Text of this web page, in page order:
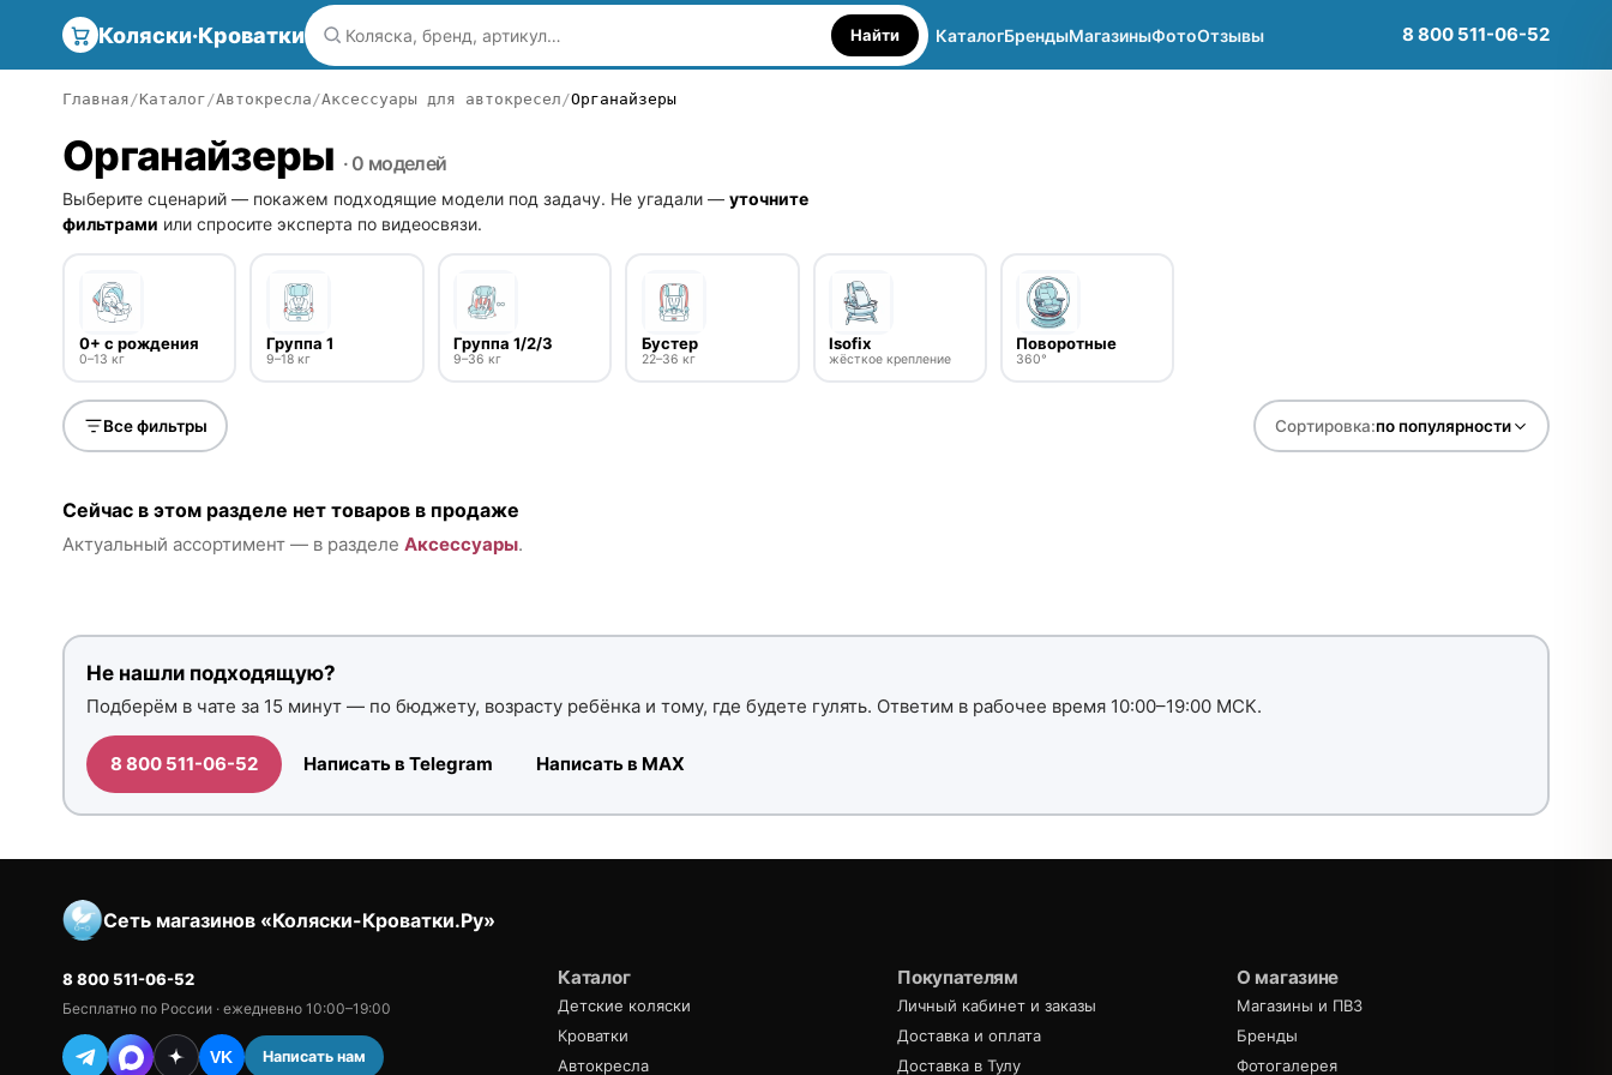
Коляски·Кроватки Найти КаталогБрендыМагазиныФотоОтзывы 8 800 511-06-52
Главная Каталог Автокресла Аксессуары для автокресел Органайзеры
Органайзеры · 0 моделей
Выберите сценарий — покажем подходящие модели под задачу. Не угадали — уточните
фильтрами или спросите эксперта по видеосвязи.
0+ с рождения
0–13 кг
Группа 1
9–18 кг
Группа 1/2/3
9–36 кг
Бустер
22–36 кг
Isofix
жёсткое крепление
Поворотные
360°
Все фильтры Сортировка:по популярности
Сейчас в этом разделе нет товаров в продаже
Актуальный ассортимент — в разделе Аксессуары.
Не нашли подходящую?
Подберём в чате за 15 минут — по бюджету, возрасту ребёнка и тому, где будете гулять. Ответим в рабочее время 10:00–19:00 МСК.
8 800 511-06-52 Написать в Telegram Написать в MAX
Сеть магазинов «Коляски-Кроватки.Ру»
8 800 511-06-52
Бесплатно по России · ежедневно 10:00–19:00
VK Написать нам
Каталог
Детские коляски
Кроватки
Автокресла
Покупателям
Личный кабинет и заказы
Доставка и оплата
Доставка в Тулу
О магазине
Магазины и ПВЗ
Бренды
Фотогалерея